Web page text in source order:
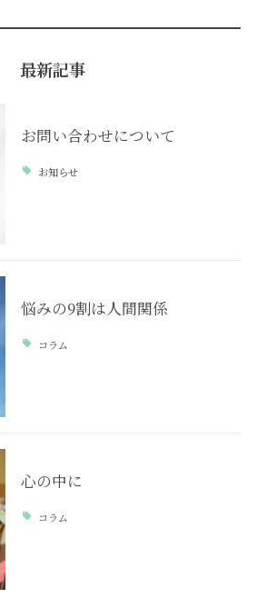
最新記事
お問い合わせについて
お知らせ
悩みの9割は人間関係
コラム
心の中に
コラム